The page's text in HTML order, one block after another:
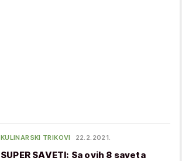
KULINARSKI TRIKOVI 22.2.2021.
SUPER SAVETI: Sa ovih 8 saveta